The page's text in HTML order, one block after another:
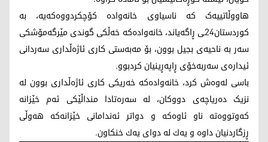
هاووڵاتییەک کە ناسیاوی خانەوادە کۆچکردووەکەیە، بە
کوردستان24ـی ڕاگەیاند، خانەوادەکە خەڵکی گوندی مێرگەمۆشکی
سەر بە ناحیەی بجیل بوون، بۆ مەبەستی کاری ئاژەڵداری سەردانی
ئیدارەی سەربەخۆی ڕاپەڕینیان کردبوو.
باسی لەوەش کرد، خانەوادەکە خەریکی کاری ئاژەڵداری بوون لە
نزیک دەریاچەی دووکان، له‌ سه‌ره‌تادا منداڵێكی ئه‌م خێزانه‌
كه‌وتووه‌ته‌ ناو ئاوه‌كه‌ و دواتر ئه‌ندامانی خێزانه‌كه‌ هه‌وڵی
ڕزگاردنیان داوه‌ و یه‌ك له‌ دوای یه‌ك خنكاون.